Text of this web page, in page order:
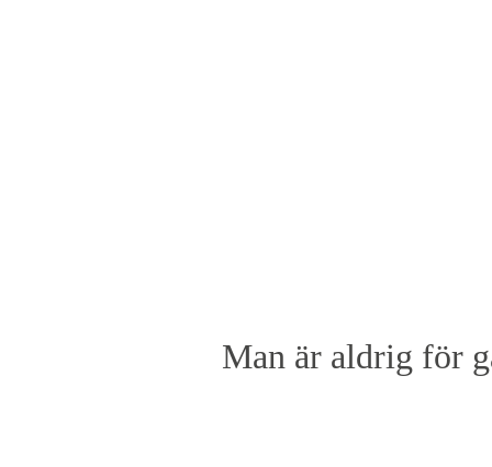
Man är aldrig för